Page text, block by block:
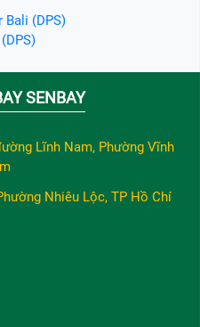
Bali (DPS)
SENBAY
Lĩnh Nam, Phường Vĩnh
Nhiêu Lộc, TP Hồ Chí